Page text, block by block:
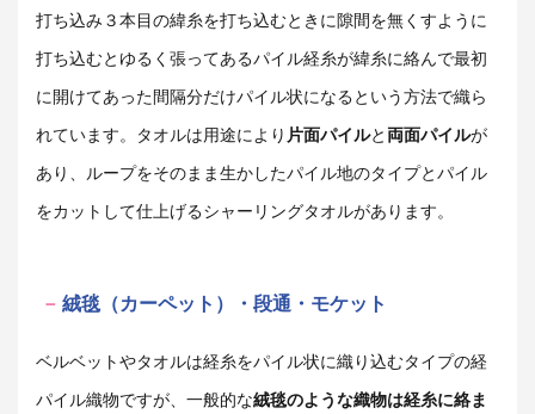
打ち込み３本目の緯糸を打ち込むときに隙間を無くすように
打ち込むとゆるく張ってあるパイル経糸が緯糸に絡んで最初
に開けてあった間隔分だけパイル状になるという方法で織ら
れています。タオルは用途により 片面パイルと 両面パイルが
あり、ループをそのまま生かしたパイル地のタイプとパイル
をカットして仕上げるシャーリングタオルがあります。
絨毯（カーペット）・段通・モケット
ベルベットやタオルは経糸をパイル状に織り込むタイプの経
パイル織物ですが、一般的な絨毯のような織物は経糸に絡ま